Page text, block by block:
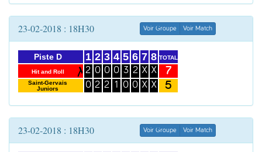
23-02-2018 : 18H30 Voir Groupe Voir Match
Piste D
Hit and Roll
Saint-Gervais
Juniors
1
2
0
2
0
2
3
0
2
4
0
1
5
3
0
6
2
0
7
X
X
8
X
X
TOTAL
7
5
23-02-2018 : 18H30 Voir Groupe Voir Match